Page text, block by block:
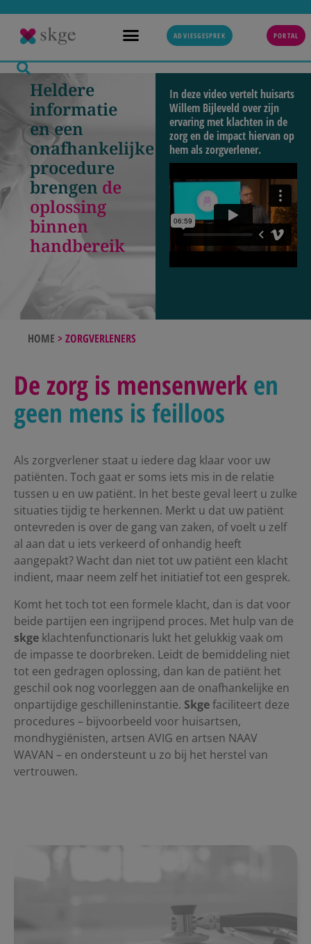
ADVIESGESPREK PORTAL
Heldere
informatie
en een
onafhankelijke
procedure
brengen de
oplossing
binnen
handbereik
In deze video vertelt huisarts
Willem Bijleveld over zijn
ervaring met klachten in de
zorg en de impact hiervan op
hem als zorgverlener.
HOME >ZORGVERLENERS
De zorg is mensenwerk en
geen mens is feilloos
Als zorgverlener staat u iedere dag klaar voor uw
patiënten. Toch gaat er soms iets mis in de relatie
tussen u en uw patiënt. In het beste geval leert u zulke
situaties tijdig te herkennen. Merkt u dat uw patiënt
ontevreden is over de gang van zaken, of voelt u zelf
al aan dat u iets verkeerd of onhandig heeft
aangepakt? Wacht dan niet tot uw patiënt een klacht
indient, maar neem zelf het initiatief tot een gesprek.
Komt het toch tot een formele klacht, dan is dat voor
beide partijen een ingrijpend proces. Met hulp van de
skge klachtenfunctionaris lukt het gelukkig vaak om
de impasse te doorbreken. Leidt de bemiddeling niet
tot een gedragen oplossing, dan kan de patiënt het
geschil ook nog voorleggen aan de onafhankelijke en
onpartijdige geschilleninstantie. Skgefaciliteert deze
procedures – bijvoorbeeld voor huisartsen,
mondhygiënisten, artsen AVIG en artsen NAAV
WAVAN – en ondersteunt u zo bij het herstel van
vertrouwen.